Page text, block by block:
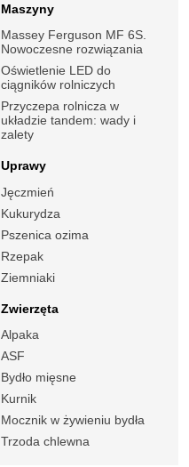
Maszyny
Massey Ferguson MF 6S.
Nowoczesne rozwiązania
Oświetlenie LED do
ciągników rolniczych
Przyczepa rolnicza w
układzie tandem: wady i
zalety
Uprawy
Jęczmień
Kukurydza
Pszenica ozima
Rzepak
Ziemniaki
Zwierzęta
Alpaka
ASF
Bydło mięsne
Kurnik
Mocznik w żywieniu bydła
Trzoda chlewna